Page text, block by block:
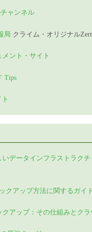
ャンネル
局 クライム・オリジナル
ント・サイト
Tips
いデータインフラストラク
クアップ方法に関するガイ
クアップ：その仕組みとク